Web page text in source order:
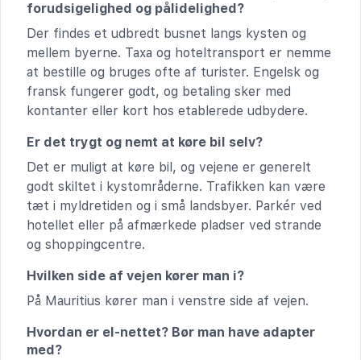
forudsigelighed og pålidelighed?
Der findes et udbredt busnet langs kysten og
mellem byerne. Taxa og hoteltransport er nemme
at bestille og bruges ofte af turister. Engelsk og
fransk fungerer godt, og betaling sker med
kontanter eller kort hos etablerede udbydere.
Er det trygt og nemt at køre bil selv?
Det er muligt at køre bil, og vejene er generelt
godt skiltet i kystområderne. Trafikken kan være
tæt i myldretiden og i små landsbyer. Parkér ved
hotellet eller på afmærkede pladser ved strande
og shoppingcentre.
Hvilken side af vejen kører man i?
På Mauritius kører man i venstre side af vejen.
Hvordan er el-nettet? Bør man have adapter
med?